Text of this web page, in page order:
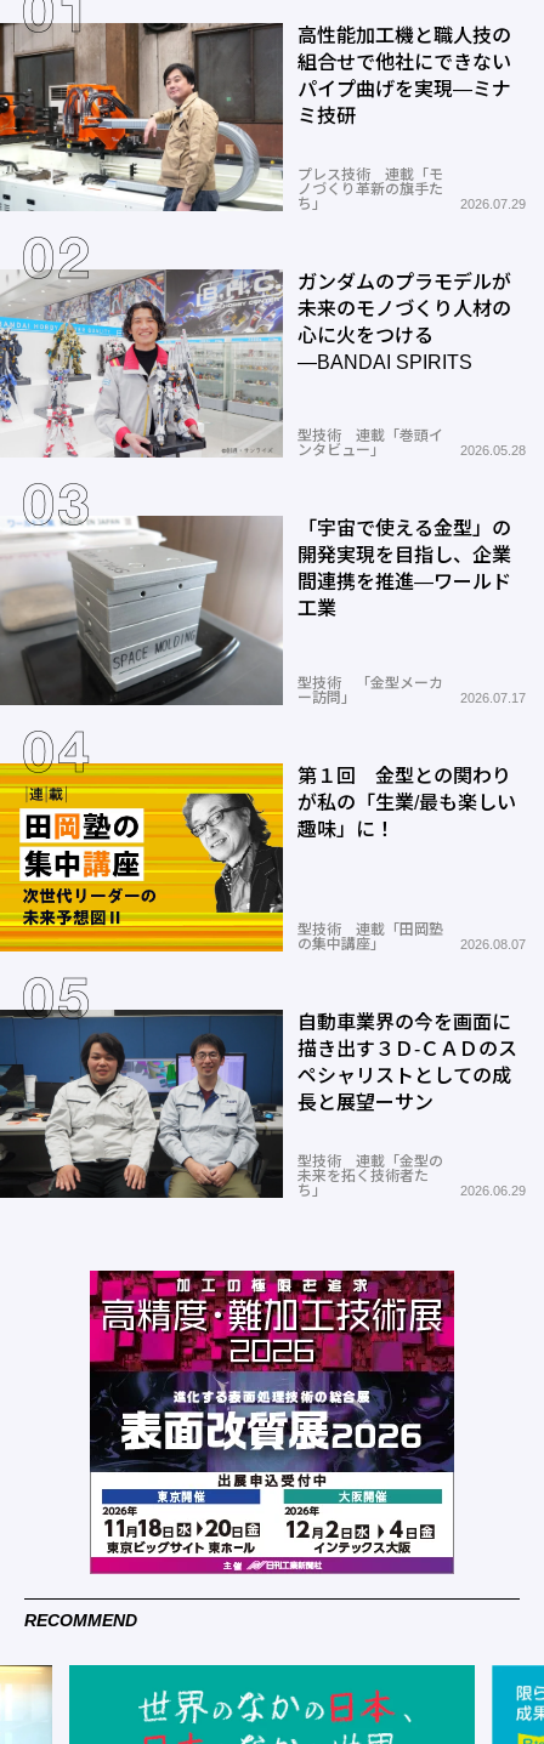
高性能加工機と職人技の
組合せで他社にできない
パイプ曲げを実現―ミナ
ミ技研
プレス技術 連載「モ
ノづくり革新の旗手た
ち」
2026.07.29
ガンダムのプラモデルが
未来のモノづくり人材の
心に火をつける
―BANDAI SPIRITS
型技術 連載「巻頭イ
ンタビュー」
2026.05.28
「宇宙で使える金型」の
開発実現を目指し、企業
間連携を推進―ワールド
工業
型技術 「金型メーカ
ー訪問」
2026.07.17
第１回 金型との関わり
が私の「生業/最も楽しい
趣味」に！
型技術 連載「田岡塾
の集中講座」
2026.08.07
自動車業界の今を画面に
描き出す３Ｄ-ＣＡＤのス
ペシャリストとしての成
長と展望ーサン
型技術 連載「金型の
未来を拓く技術者た
ち」
2026.06.29
RECOMMEND